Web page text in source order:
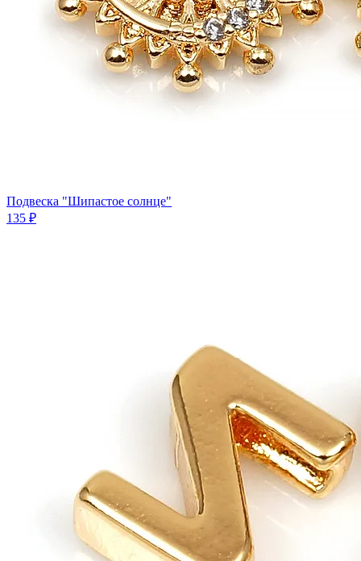
Подвеска "Шипастое солнце"
135 ₽